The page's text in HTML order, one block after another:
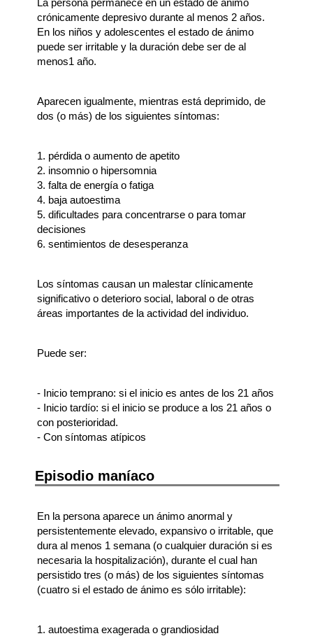
crónicamente depresivo durante al menos 2 años.
En los niños y adolescentes el estado de ánimo
puede ser irritable y la duración debe ser de al
menos1 año.
Aparecen igualmente, mientras está deprimido, de
dos (o más) de los siguientes síntomas:
1. pérdida o aumento de apetito
2. insomnio o hipersomnia
3. falta de energía o fatiga
4. baja autoestima
5. dificultades para concentrarse o para tomar
decisiones
6. sentimientos de desesperanza
Los síntomas causan un malestar clínicamente
significativo o deterioro social, laboral o de otras
áreas importantes de la actividad del individuo.
Puede ser:
- Inicio temprano: si el inicio es antes de los 21 años
- Inicio tardío: si el inicio se produce a los 21 años o
con posterioridad.
- Con síntomas atípicos
Episodio maníaco
En la persona aparece un ánimo anormal y
persistentemente elevado, expansivo o irritable, que
dura al menos 1 semana (o cualquier duración si es
necesaria la hospitalización), durante el cual han
persistido tres (o más) de los siguientes síntomas
(cuatro si el estado de ánimo es sólo irritable):
1. autoestima exagerada o grandiosidad